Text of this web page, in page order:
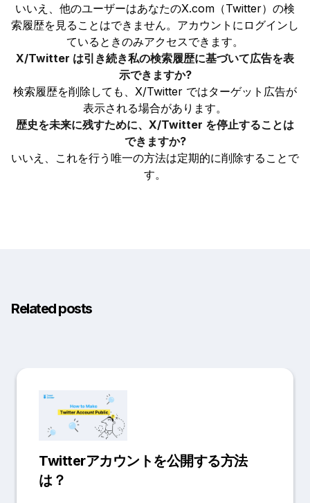
いいえ、他のユーザーはあなたのX.com（Twitter）の検
索履歴を見ることはできません。アカウントにログインし
ているときのみアクセスできます。
X/Twitter は引き続き私の検索履歴に基づいて広告を表
示できますか?
検索履歴を削除しても、X/Twitter ではターゲット広告が
表示される場合があります。
歴史を未来に残すために、X/Twitter を停止することは
できますか?
いいえ、これを行う唯一の方法は定期的に削除することで
す。
Related posts
Twitterアカウントを公開する方法
は？